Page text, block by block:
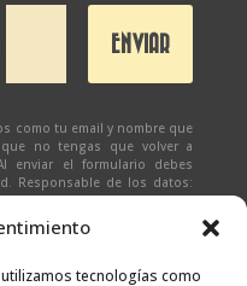
tecnologías como
ENVIAR
como tu email y nombre que
no tengas que volver a
enviar el formulario debes
Responsable de los datos:
solicitudes del formulario |
| Destinatario:
email) | Derechos: Tienes